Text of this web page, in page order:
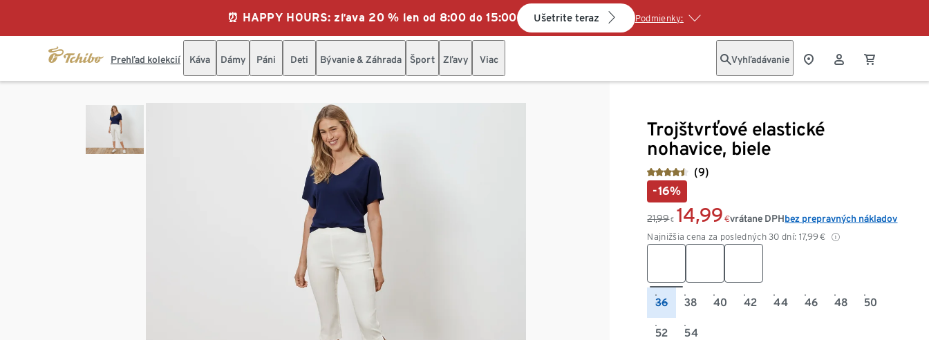
⏰ HAPPY HOURS: zľava 20 % len od 8:00 do 15:00 Ušetrite teraz Podmienky:
Prehľad kolekcií Káva Dámy Páni Deti Bývanie & Záhrada Šport Zľavy Viac Vyhľadávanie
Trojštvrťové elastické
nohavice, biele
(9)
-16%
21,99 € 14,99 €
Najnižšia cena za posledných 30 dní: 17,99€
vrátane DPHbez prepravných nákladov
36 38 40 42 44 46 48 50
52 54